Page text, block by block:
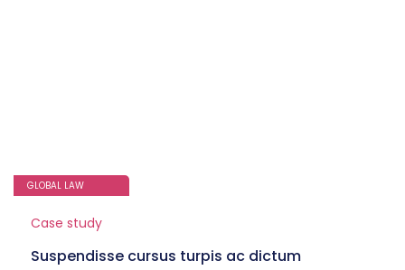
GLOBAL LAW
Case study
Suspendisse cursus turpis ac dictum